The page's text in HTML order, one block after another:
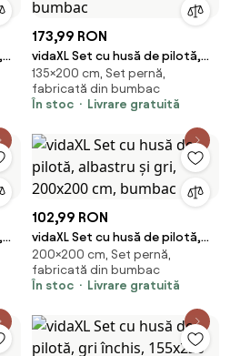
173,99 RON
vidaXL Set cu husă de pilotă,
gri, 135x200 cm, bumbac
135×200 cm, Set pernă,
fabricată din bumbac
În stoc
Livrare gratuită
102,99 RON
vidaXL Set cu husă de pilotă,
albastru și gri, 200x200 cm,
bumbac
200×200 cm, Set pernă,
fabricată din bumbac
În stoc
Livrare gratuită